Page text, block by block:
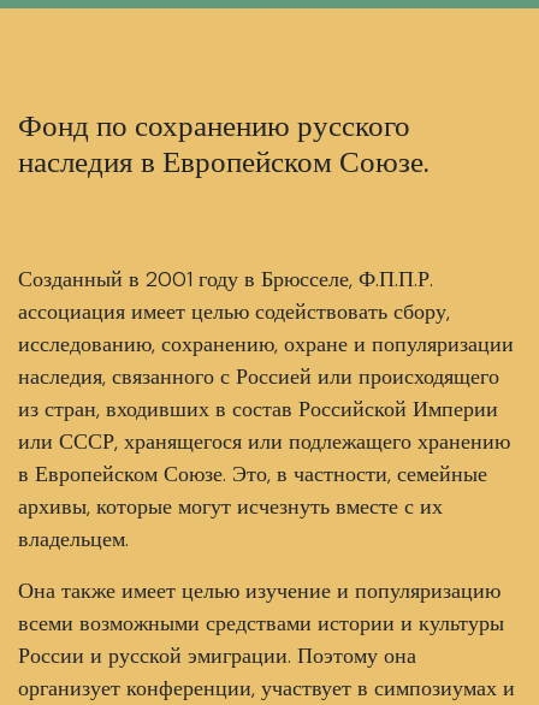
Фонд по сохранению русского
наследия в Европейском Союзе.
Созданный в 2001 году в Брюсселе, Ф.П.П.Р.
ассоциация имеет целью содействовать сбору,
исследованию, сохранению, охране и популяризации
наследия, связанного с Россией или происходящего
из стран, входивших в состав Российской Империи
или СССР, хранящегося или подлежащего хранению
в Европейском Союзе. Это, в частности, семейные
архивы, которые могут исчезнуть вместе с их
владельцем.
Она также имеет целью изучение и популяризацию
всеми возможными средствами истории и культуры
России и русской эмиграции. Поэтому она
организует конференции, участвует в симпозиумах и